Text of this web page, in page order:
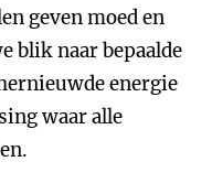
geven moed en
blik naar bepaalde
energie
waar alle